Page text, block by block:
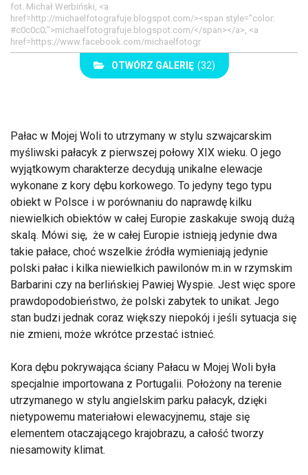
fot. Michał Werbiński, <a
href=http://michaelfotografuje.blogspot.com/><span style="color:
#c0c0c0;">michaelfotografuje.blogspot.com/</span></a>, <a
href=https://www.facebook.com/michaelfotogr
OTWÓRZ GALERIĘ (32)
Pałac w Mojej Woli to utrzymany w stylu szwajcarskim
myśliwski pałacyk z pierwszej połowy XIX wieku. O jego
wyjątkowym charakterze decydują unikalne elewacje
wykonane z kory dębu korkowego. To jedyny tego typu
obiekt w Polsce i w porównaniu do naprawdę kilku
niewielkich obiektów w całej Europie zaskakuje swoją dużą
skalą. Mówi się, że w całej Europie istnieją jedynie dwa
takie pałace, choć wszelkie źródła wymieniają jedynie
polski pałac i kilka niewielkich pawilonów m.in w rzymskim
Barbarini czy na berlińskiej Pawiej Wyspie. Jest więc spore
prawdopodobieństwo, że polski zabytek to unikat. Jego
stan budzi jednak coraz większy niepokój i jeśli sytuacja się
nie zmieni, może wkrótce przestać istnieć.
Kora dębu pokrywająca ściany Pałacu w Mojej Woli była
specjalnie importowana z Portugalii. Położony na terenie
utrzymanego w stylu angielskim parku pałacyk, dzięki
nietypowemu materiałowi elewacyjnemu, staje się
elementem otaczającego krajobrazu, a całość tworzy
niesamowity klimat.